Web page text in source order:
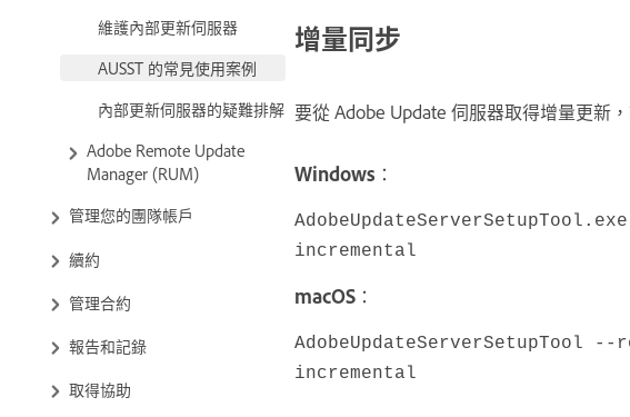
維護內部更新伺服器
AUSST 的常見使用案例
內部更新伺服器的疑難排解
Adobe Remote Update
Manager (RUM)
管理您的團隊帳戶
續約
管理合約
報告和記錄
取得協助
增量同步
要從 Adobe Update 伺服器取得增量更新
Windows ：
incremental
macOS ：
AdobeUpdateServerSetupTool
incremental